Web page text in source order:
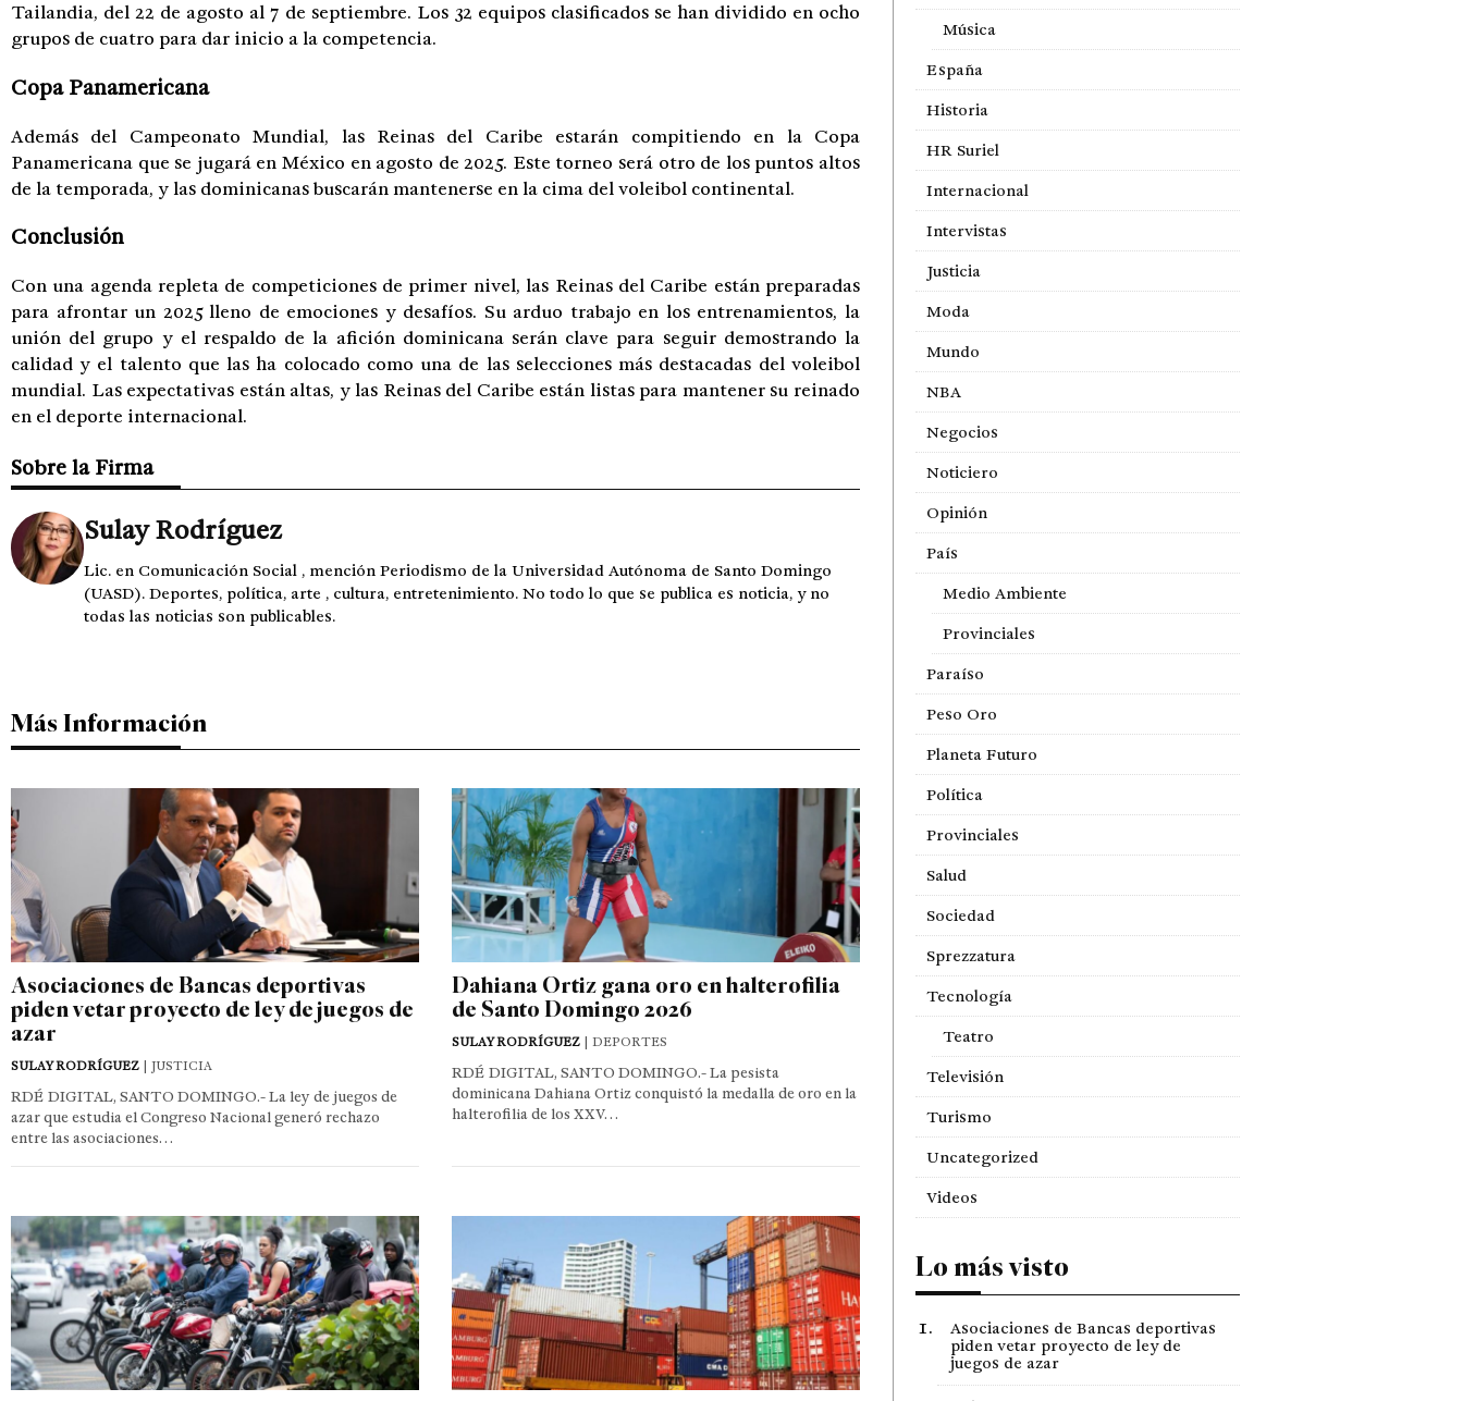
Tailandia, del 22 de agosto al 7 de septiembre. Los 32 equipos clasificados se han dividido en ocho
grupos de cuatro para dar inicio a la competencia.
Copa Panamericana
Además del Campeonato Mundial, las Reinas del Caribe estarán compitiendo en la Copa
Panamericana que se jugará en México en agosto de 2025. Este torneo será otro de los puntos altos
de la temporada, y las dominicanas buscarán mantenerse en la cima del voleibol continental.
Conclusión
Con una agenda repleta de competiciones de primer nivel, las Reinas del Caribe están preparadas
para afrontar un 2025 lleno de emociones y desafíos. Su arduo trabajo en los entrenamientos, la
unión del grupo y el respaldo de la afición dominicana serán clave para seguir demostrando la
calidad y el talento que las ha colocado como una de las selecciones más destacadas del voleibol
mundial. Las expectativas están altas, y las Reinas del Caribe están listas para mantener su reinado
en el deporte internacional.
Sobre la Firma
Sulay Rodríguez
Lic. en Comunicación Social , mención Periodismo de la Universidad Autónoma de Santo Domingo
(UASD). Deportes, política, arte , cultura, entretenimiento. No todo lo que se publica es noticia, y no
todas las noticias son publicables.
Más Información
Asociaciones de Bancas deportivas
piden vetar proyecto de ley de juegos de
azar
SULAY RODRÍGUEZ | JUSTICIA
RDÉ DIGITAL, SANTO DOMINGO.- La ley de juegos de
azar que estudia el Congreso Nacional generó rechazo
entre las asociaciones…
Dahiana Ortiz gana oro en halterofilia
de Santo Domingo 2026
SULAY RODRÍGUEZ| DEPORTES
RDÉ DIGITAL, SANTO DOMINGO.- La pesista
dominicana Dahiana Ortiz conquistó la medalla de oro en la
halterofilia de los XXV…
Música
España
Historia
HR Suriel
Internacional
Intervistas
Justicia
Moda
Mundo
NBA
Negocios
Noticiero
Opinión
País
Medio Ambiente
Provinciales
Paraíso
Peso Oro
Planeta Futuro
Política
Provinciales
Salud
Sociedad
Sprezzatura
Tecnología
Teatro
Televisión
Turismo
Uncategorized
Videos
Lo más visto
Asociaciones de Bancas deportivas
piden vetar proyecto de ley de
juegos de azar